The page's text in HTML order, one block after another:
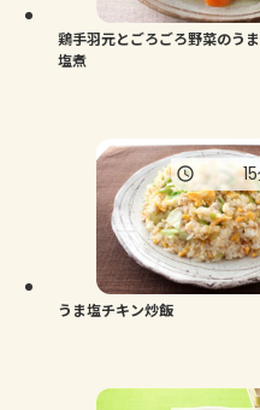
鶏手羽元とごろごろ野菜のうま
塩煮
うま塩チキン炒飯
15